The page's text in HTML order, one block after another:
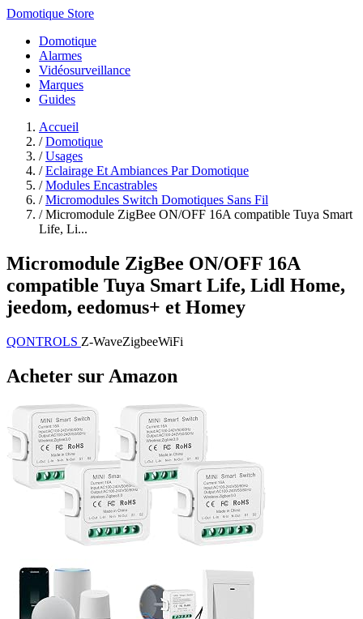
Domotique Store
Domotique
Alarmes
Vidéosurveillance
Marques
Guides
Accueil
/ Domotique
/ Usages
/ Eclairage Et Ambiances Par Domotique
/ Modules Encastrables
/ Micromodules Switch Domotiques Sans Fil
/ Micromodule ZigBee ON/OFF 16A compatible Tuya Smart
Life, Li...
Micromodule ZigBee ON/OFF 16A
compatible Tuya Smart Life, Lidl Home,
jeedom, eedomus+ et Homey
QONTROLS Z-WaveZigbeeWiFi
Acheter sur Amazon